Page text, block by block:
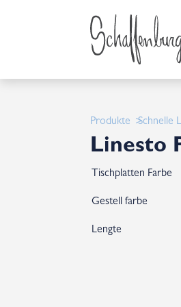
Produkte Schnelle
Linesto
Tischplatten Farbe
Gestell farbe
Lengte